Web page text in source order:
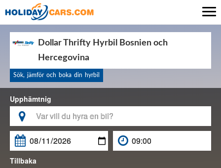
Dollar Thrifty Hyrbil Bosnien och
Hercegovina
Sök, jämför och boka din hyrbil
Upphämtnig


Tillbaka